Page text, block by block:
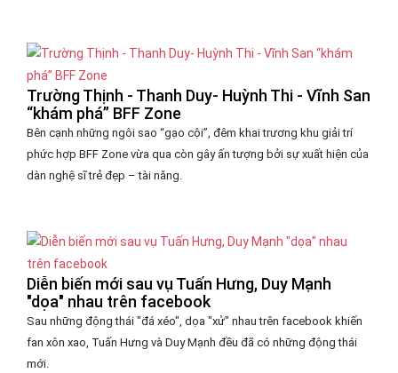
Trường Thịnh - Thanh Duy- Huỳnh Thi - Vĩnh San
“khám phá” BFF Zone
Bên cạnh những ngôi sao “gạo cội”, đêm khai trương khu giải trí
phức hợp BFF Zone vừa qua còn gây ấn tượng bởi sự xuất hiện của
dàn nghệ sĩ trẻ đẹp – tài năng.
Diễn biến mới sau vụ Tuấn Hưng, Duy Mạnh
"dọa" nhau trên facebook
Sau những động thái "đá xéo", dọa "xử" nhau trên facebook khiến
fan xôn xao, Tuấn Hưng và Duy Mạnh đều đã có những động thái
mới.